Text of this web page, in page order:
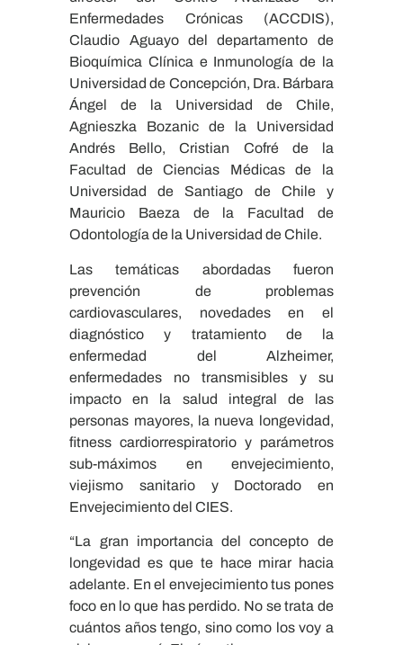
Enfermedades Crónicas (ACCDIS),
Claudio Aguayo del departamento de
Bioquímica Clínica e Inmunología de la
Universidad de Concepción, Dra. Bárbara
Ángel de la Universidad de Chile,
Agnieszka Bozanic de la Universidad
Andrés Bello, Cristian Cofré de la
Facultad de Ciencias Médicas de la
Universidad de Santiago de Chile y
Mauricio Baeza de la Facultad de
Odontología de la Universidad de Chile.
Las temáticas abordadas fueron
prevención de problemas
cardiovasculares, novedades en el
diagnóstico y tratamiento de la
enfermedad del Alzheimer,
enfermedades no transmisibles y su
impacto en la salud integral de las
personas mayores, la nueva longevidad,
fitness cardiorrespiratorio y parámetros
sub-máximos en envejecimiento,
viejismo sanitario y Doctorado en
Envejecimiento del CIES.
“La gran importancia del concepto de
longevidad es que te hace mirar hacia
adelante. En el envejecimiento tus pones
foco en lo que has perdido. No se trata de
cuántos años tengo, sino como los voy a